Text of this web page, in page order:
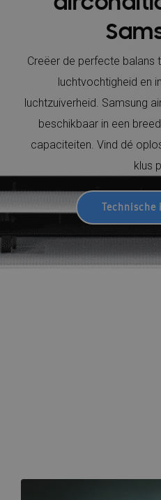
Creëer de perfecte balans
luchtvochtigheid en
luchtzuiverheid. Samsung
beschikbaar in een
capaciteiten. Vind dé
klus